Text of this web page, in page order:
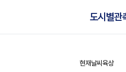
도시별관
홈
현재날씨 육상